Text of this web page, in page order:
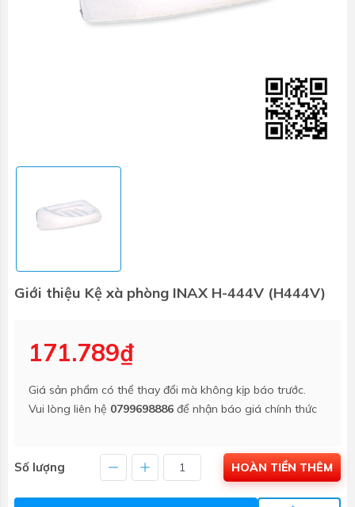
Giới thiệu Kệ xà phòng INAX H-444V (H444V)
171.789₫
Giá sản phẩm có thể thay đổi mà không kịp báo trước.
Vui lòng liên hệ 0799698886 để nhận báo giá chính thức
Số lượng HOÀN TIỀN THÊM